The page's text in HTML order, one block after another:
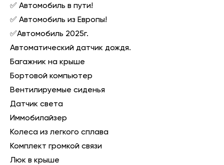
✅ Автомобиль в пути!
✅ Автомобиль из Европы!
✅Автомобиль 2025г.
Автоматический датчик дождя.
Багажник на крыше
Бортовой компьютер
Вентилируемые сиденья
Датчик света
Иммобилайзер
Колеса из легкого сплава
Комплект громкой связи
Люк в крыше